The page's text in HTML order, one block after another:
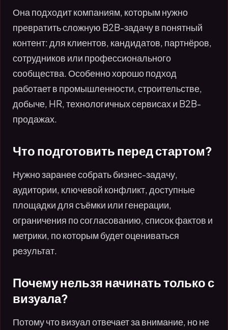
Она подходит компаниям, которым нужно
превратить сложную B2B-задачу в понятный
контент: для клиентов, кандидатов, партнёров,
сотрудников или профессионального
сообщества. Особенно хорошо подход
работает в промышленности, строительстве,
добыче, HR, технологичных сервисах и B2B-
продажах.
Что подготовить перед стартом?
Нужно заранее собрать бизнес-задачу,
аудитории, ключевой конфликт, доступные
площадки для съёмки или генерации,
ограничения по согласованию, список фактов и
метрики, по которым будет оцениваться
результат.
Почему нельзя начинать только с
визуала?
Потому что визуал отвечает за внимание, но не